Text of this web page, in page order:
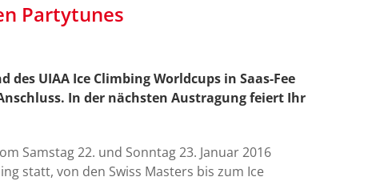
Partytunes
UIAA Ice Climbing Worldcups in Saas-Fee
In der nächsten Austragung feiert Ihr
Samstag 22. und Sonntag 23. Januar 2016
statt, von den Swiss Masters bis zum Ice